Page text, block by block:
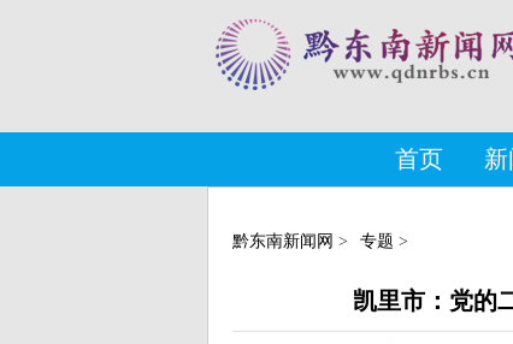
首页 新
黔东南新闻网 > 专题 >
凯里市：党的